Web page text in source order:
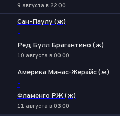
9 августа в 22:00
Сан-Паулу (ж)
-
Ред Булл Брагантино (ж)
10 августа в 00:00
Америка Минас-Жерайс (ж)
-
Фламенго РЖ (ж)
11 августа в 03:00